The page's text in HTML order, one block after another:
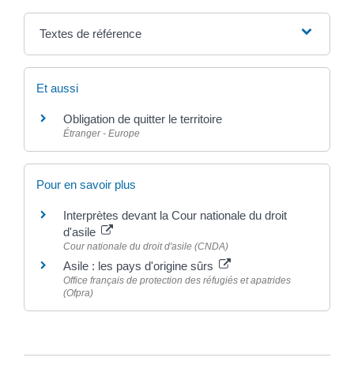
Textes de référence
Et aussi
Obligation de quitter le territoire
Étranger - Europe
Pour en savoir plus
Interprètes devant la Cour nationale du droit
d'asile
Cour nationale du droit d'asile (CNDA)
Asile : les pays d'origine sûrs
Office français de protection des réfugiés et apatrides
(Ofpra)